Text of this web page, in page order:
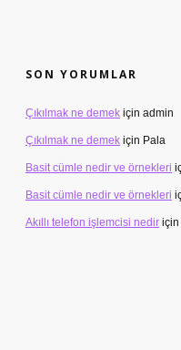
SON YORUMLAR
Çıkılmak ne demek için admin
Çıkılmak ne demek için Pala
Basit cümle nedir ve örnekleri
Basit cümle nedir ve örnekleri
Akıllı telefon işlemcisi nedir için